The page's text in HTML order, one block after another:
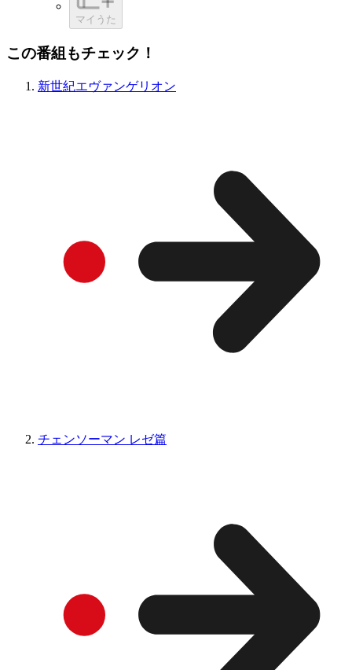
マイうた
この番組もチェック！
新世紀エヴァンゲリオン
チェンソーマン レゼ篇